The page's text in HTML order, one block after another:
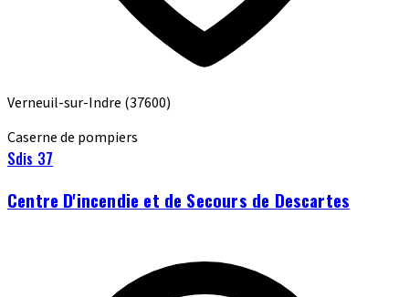
Verneuil-sur-Indre (37600)
Caserne de pompiers
Sdis 37
Centre D'incendie et de Secours de Descartes